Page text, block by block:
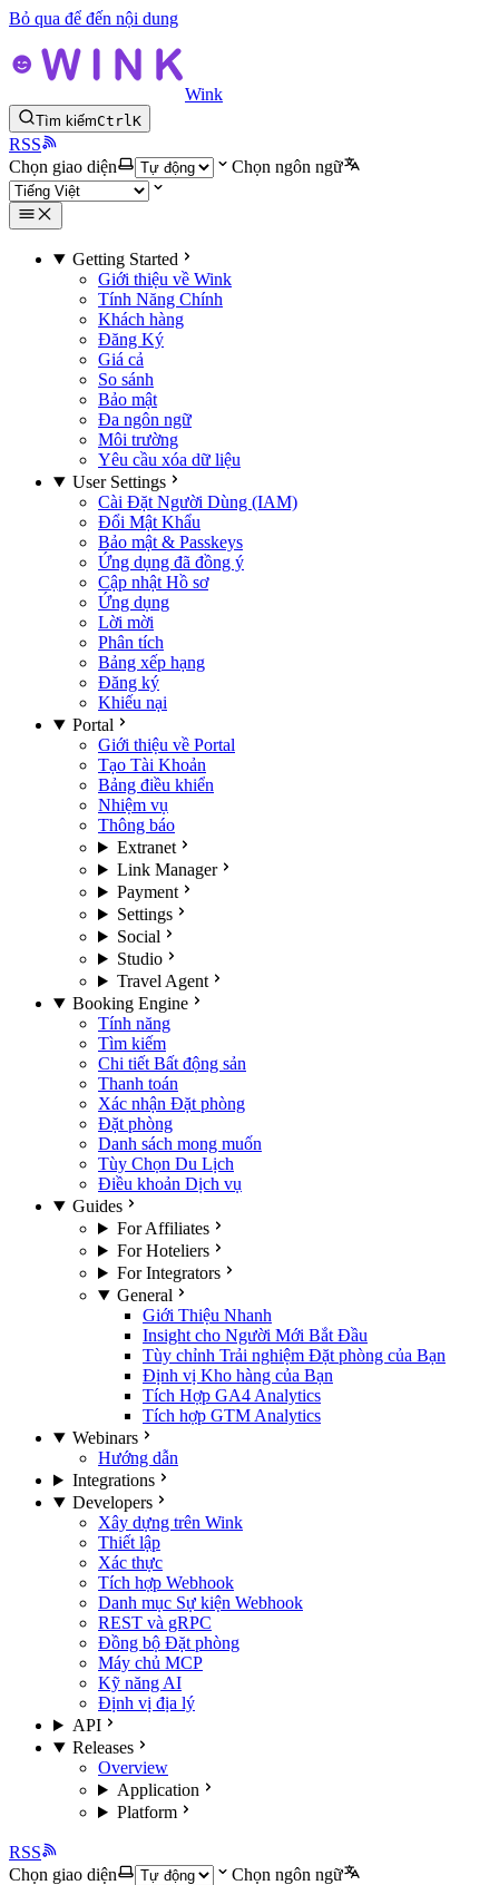
Bỏ qua để đến nội dung
Wink
Tìm kiếmCtrlK
RSS
Chọn giao diện
Chọn ngôn ngữ
Getting Started
Giới thiệu về Wink
Tính Năng Chính
Khách hàng
Đăng Ký
Giá cả
So sánh
Bảo mật
Đa ngôn ngữ
Môi trường
Yêu cầu xóa dữ liệu
User Settings
Cài Đặt Người Dùng (IAM)
Đổi Mật Khẩu
Bảo mật & Passkeys
Ứng dụng đã đồng ý
Cập nhật Hồ sơ
Ứng dụng
Lời mời
Phân tích
Bảng xếp hạng
Đăng ký
Khiếu nại
Portal
Giới thiệu về Portal
Tạo Tài Khoản
Bảng điều khiển
Nhiệm vụ
Thông báo
Extranet
Link Manager
Payment
Settings
Social
Studio
Travel Agent
Booking Engine
Tính năng
Tìm kiếm
Chi tiết Bất động sản
Thanh toán
Xác nhận Đặt phòng
Đặt phòng
Danh sách mong muốn
Tùy Chọn Du Lịch
Điều khoản Dịch vụ
Guides
For Affiliates
For Hoteliers
For Integrators
General
Giới Thiệu Nhanh
Insight cho Người Mới Bắt Đầu
Tùy chỉnh Trải nghiệm Đặt phòng của Bạn
Định vị Kho hàng của Bạn
Tích Hợp GA4 Analytics
Tích hợp GTM Analytics
Webinars
Hướng dẫn
Integrations
Developers
Xây dựng trên Wink
Thiết lập
Xác thực
Tích hợp Webhook
Danh mục Sự kiện Webhook
REST và gRPC
Đồng bộ Đặt phòng
Máy chủ MCP
Kỹ năng AI
Định vị địa lý
API
Releases
Overview
Application
Platform
RSS
Chọn giao diện
Chọn ngôn ngữ